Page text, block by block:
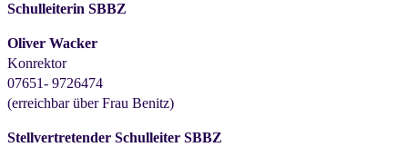
Schulleiterin SBBZ
Oliver Wacker
Konrektor
07651- 9726474
(erreichbar über Frau Benitz)
Stellvertretender Schulleiter SBBZ